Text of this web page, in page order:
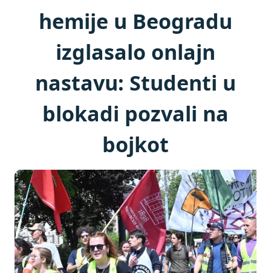
hemije u Beogradu
izglasalo onlajn
nastavu: Studenti u
blokadi pozvali na
bojkot